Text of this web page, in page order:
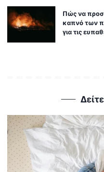
Πώς να
καπνό των
για τις